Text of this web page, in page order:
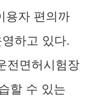
용자 편의까
하고 있다.
전면허시험장
할 수 있는